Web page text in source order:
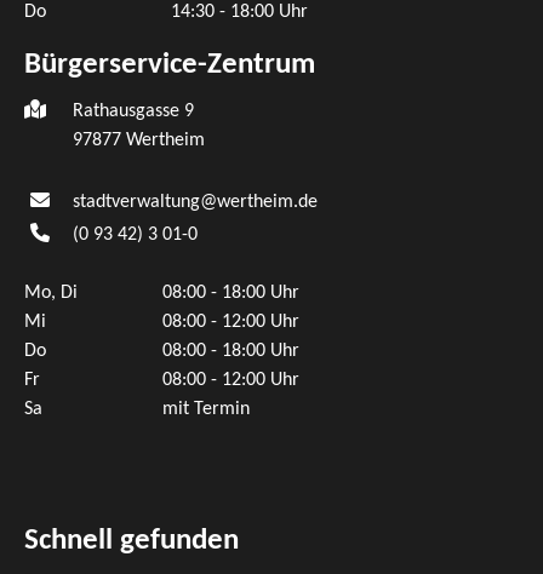
Do
14:30 - 18:00 Uhr
Bürgerservice-Zentrum
Rathausgasse 9
97877 Wertheim
stadtverwaltung@wertheim.de
(0 93 42) 3 01-0
Mo, Di
08:00 - 18:00 Uhr
Mi
08:00 - 12:00 Uhr
Do
08:00 - 18:00 Uhr
Fr
08:00 - 12:00 Uhr
Sa
mit Termin
Schnell gefunden